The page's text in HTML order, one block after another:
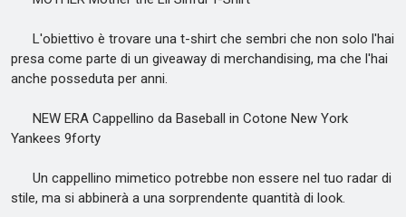
L'obiettivo è trovare una t-shirt che sembri che non solo l'hai
presa come parte di un giveaway di merchandising, ma che l'hai
anche posseduta per anni.
NEW ERA Cappellino da Baseball in Cotone New York
Yankees 9forty
Un cappellino mimetico potrebbe non essere nel tuo radar di
stile, ma si abbinerà a una sorprendente quantità di look.